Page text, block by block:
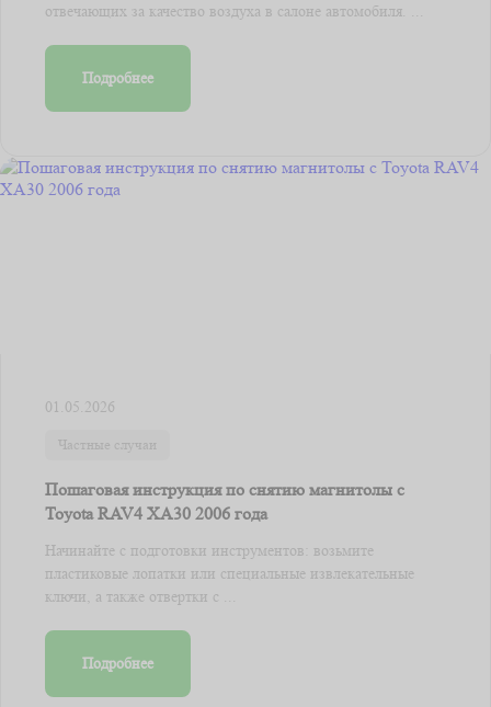
отвечающих за качество воздуха в салоне автомобиля. ...
Подробнее
01.05.2026
Частные случаи
Пошаговая инструкция по снятию магнитолы с
Toyota RAV4 XA30 2006 года
Начинайте с подготовки инструментов: возьмите
пластиковые лопатки или специальные извлекательные
ключи, а также отвертки с ...
Подробнее